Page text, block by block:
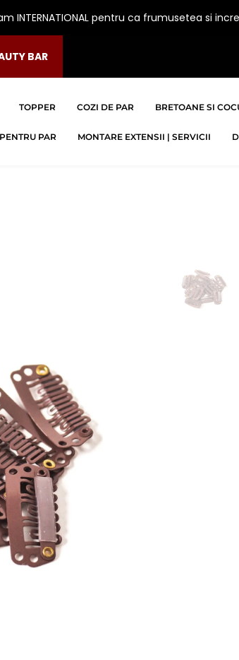
INTERNATIONAL pentru ca frumusetea si
BAR
TOPPER COZI DE PAR BRETOANE SI
PAR MONTARE EXTENSII | SERVICII